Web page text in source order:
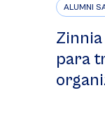
ALUMNI
para